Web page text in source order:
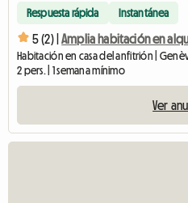
Respuesta rápida Instantánea
5 (2) | Amplia habitación en
Habitación en casa del anfitrión |
2 pers. | 1 semana mínimo
Ver